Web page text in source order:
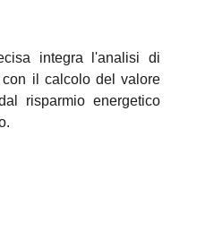
integra l'analisi di
con il calcolo del valore
risparmio energetico